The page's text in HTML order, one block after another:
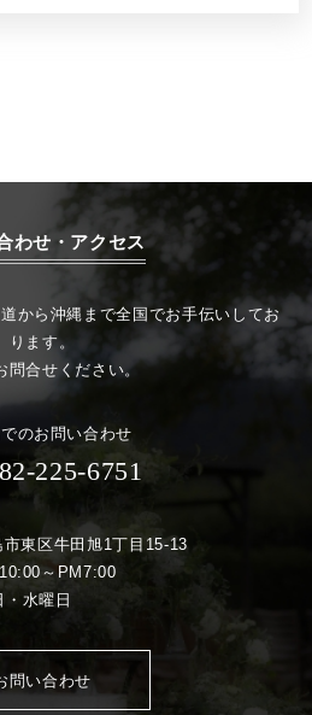
わせ・アクセス
から沖縄まで全国でお手伝いしてお
ります。
問合せください。
のお問い合わせ
225-6751
東区牛田旭1丁目15-13
～PM7:00
水曜日
問い合わせ